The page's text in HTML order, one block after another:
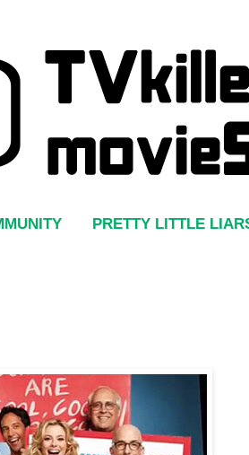
PRETTY LITTLE
Jane the Virgin es lo mejor que ha
estrenado The CW en toda su historia